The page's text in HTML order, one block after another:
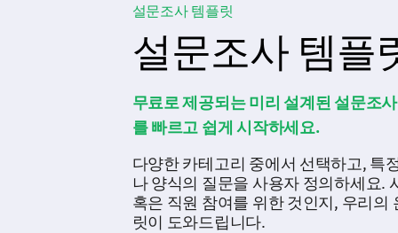
설문조사 템플릿
설문조사 템플
무료로 제공되는 미리 설계된 설문조
를 빠르고 쉽게 시작하세요.
다양한 카테고리 중에서 선택하고, 특
나 양식의 질문을 사용자 정의하세요.
혹은 직원 참여를 위한 것인지, 우리의
릿이 도와드립니다.